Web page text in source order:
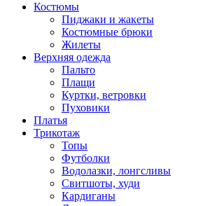
Костюмы
Пиджаки и жакеты
Костюмные брюки
Жилеты
Верхняя одежда
Пальто
Плащи
Куртки, ветровки
Пуховики
Платья
Трикотаж
Топы
Футболки
Водолазки, лонгсливы
Свитшоты, худи
Кардиганы